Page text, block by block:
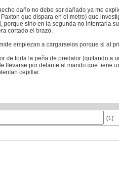
daño no debe ser dañado ya me
que dispara en el metro) que
sino en la segunda no intentaria
cortado el brazo.
empiezan a cargarselos porque si al
de toda la peña de predator (quitando a
llevarse por delante al marido que tiene
cepillar.
(1)